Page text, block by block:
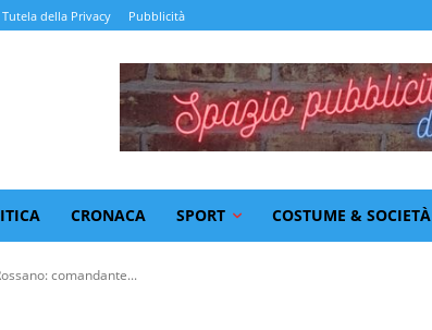
Tutela della Privacy Pubblicità
CRONACA SPORT COSTUME & SOCIETÀ
comandante...